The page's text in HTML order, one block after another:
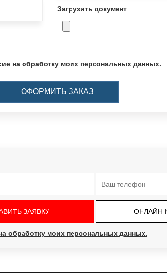
Загрузить документ
на обработку моих персональных данных.
ОФОРМИТЬ ЗАКАЗ
ОНЛАЙН
обработку моих персональных данных.